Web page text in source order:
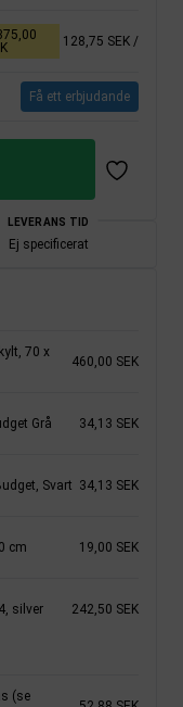
128,75 SEK /
Få ett erbjudande
LEVERANS TID
Ej specificerat
70 x
460,00 SEK
Grå 34,13 SEK
Svart 34,13 SEK
cm 19,00 SEK
silver 242,50 SEK
(se